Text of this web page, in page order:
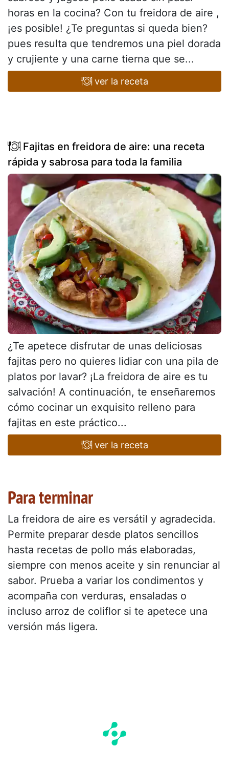
horas en la cocina? Con tu freidora de aire ,
¡es posible! ¿Te preguntas si queda bien?
pues resulta que tendremos una piel dorada
y crujiente y una carne tierna que se...
ver la receta
Fajitas en freidora de aire: una receta
rápida y sabrosa para toda la familia
¿Te apetece disfrutar de unas deliciosas
fajitas pero no quieres lidiar con una pila de
platos por lavar? ¡La freidora de aire es tu
salvación! A continuación, te enseñaremos
cómo cocinar un exquisito relleno para
fajitas en este práctico...
ver la receta
Para terminar
La freidora de aire es versátil y agradecida.
Permite preparar desde platos sencillos
hasta recetas de pollo más elaboradas,
siempre con menos aceite y sin renunciar al
sabor. Prueba a variar los condimentos y
acompaña con verduras, ensaladas o
incluso arroz de coliflor si te apetece una
versión más ligera.